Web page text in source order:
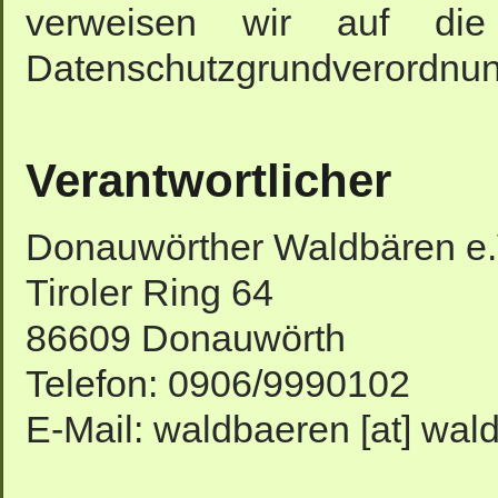
verweisen wir auf
Verantwortlicher
Donauwörther Waldbären
Tiroler Ring 64
86609 Donauwörth
Telefon: 0906/9990102
E-Mail: waldbaeren [at]